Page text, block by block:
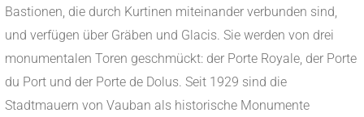
Bastionen, die durch Kurtinen miteinander verbunden sind,
und verfügen über Gräben und Glacis. Sie werden von drei
monumentalen Toren geschmückt: der Porte Royale, der Porte
du Port und der Porte de Dolus. Seit 1929 sind die
Stadtmauern von Vauban als historische Monumente